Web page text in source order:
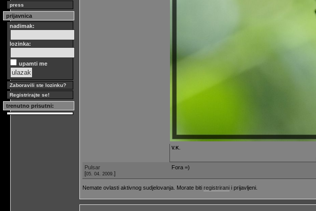
press
prijavnica
nadimak:
lozinka:
upamti me
Zaboravili ste lozinku?
Registrirajte se!
trenutno prisutni:
V.K.
Pulsar
[05. 04. 2009. ]
Fora =)
Nemate ovlasti aktivnog sudjelovanja. Morate biti registrirani i prijavljeni.